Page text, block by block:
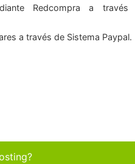
Redcompra a través
a través de Sistema Paypal.